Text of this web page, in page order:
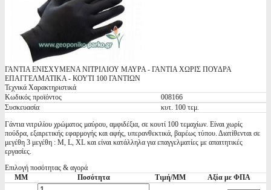
ΓΑΝΤΙΑ ΕΝΙΣΧΥΜΕΝΑ ΝΙΤΡΙΛΙΟΥ ΜΑΥΡΑ - ΓΑΝΤΙΑ ΧΩΡΙΣ ΠΟΥΔΡΑ
ΕΠΑΓΓΕΛΜΑΤΙΚΑ - ΚΟΥΤΙ 100 ΓΑΝΤΙΩΝ
Τεχνικά Χαρακτηριστικά
Κωδικός προϊόντος
008166
Συσκευασία
κυτ. 100 τεμ.
Γάντια νιτριλίου χρώματος μαύρου, αμφιδέξια, σε κουτί 100 τεμαχίων. Είναι χωρίς
πούδρα, εξαιρετικής εφαρμογής και αφής, υπερανθεκτικά, βαρέως τύπου. Διατίθενται σε
μεγέθη 3 μεγέθη : M, L, XL και είναι κατάλληλα για επαγγελματίες με απαιτητικές
εργασίες.
Επιλογή ποσότητας & αγορά
ΜΜ
Ποσότητα Τιμή/ΜΜ Αξία με ΦΠΑ